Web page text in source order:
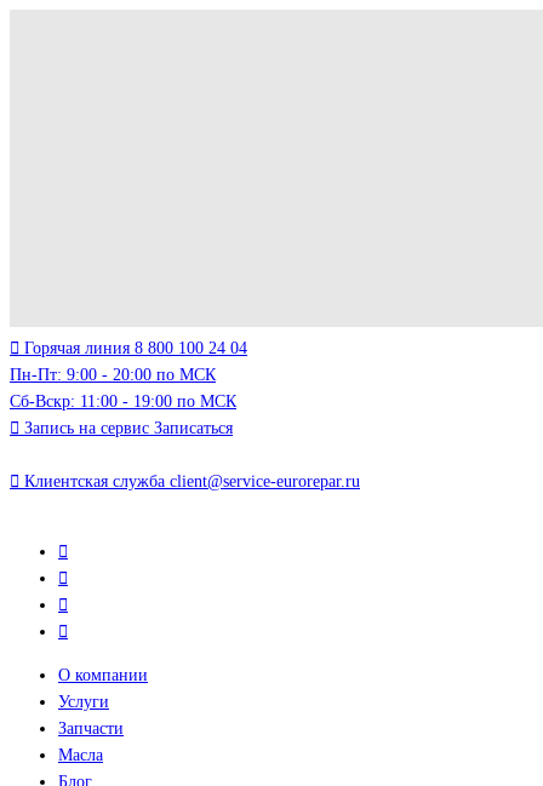
Горячая линия 8 800 100 24 04
Пн-Пт: 9:00 - 20:00 по МСК
Сб-Вскр: 11:00 - 19:00 по МСК
Запись на сервис Записаться
Клиентская служба client@service-eurorepar.ru
О компании
Услуги
Запчасти
Масла
Блог